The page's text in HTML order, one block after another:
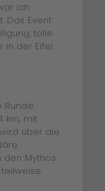
ich
Das Event
tolle
in der Eifel.
km, mit
über die
den Mythos
teilweise